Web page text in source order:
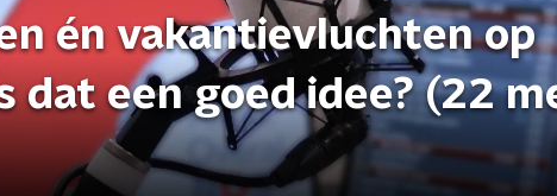
én vakantievluchten op
een goed idee? (22